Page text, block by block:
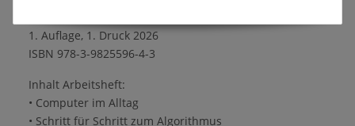
1. Auflage, 1. Druck 2026
ISBN 978-3-9825596-4-3
Inhalt Arbeitsheft:
• Computer im Alltag
• Schritt für Schritt zum Algorithmus